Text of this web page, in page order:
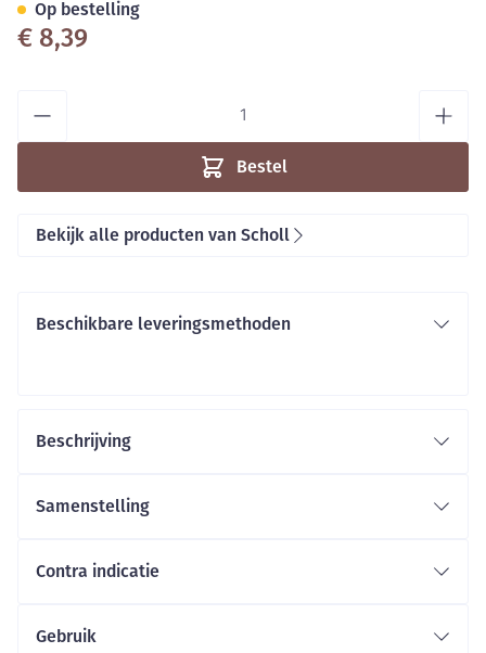
€ 8,39
Bestel
Op bestelling
Bekijk alle producten van Scholl
Beschikbare leveringsmethoden
Beschrijving
Samenstelling
Contra indicatie
Gebruik